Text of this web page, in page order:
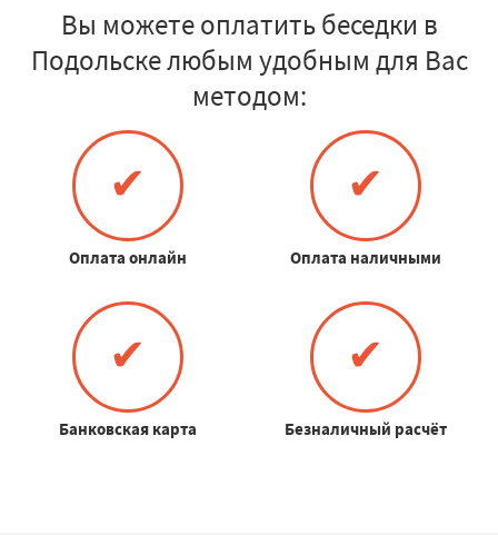
Вы можете оплатить беседки в
Подольске любым удобным для Вас
методом:
✔
Оплата онлайн
✔
Оплата наличными
✔
Банковская карта
✔
Безналичный расчёт